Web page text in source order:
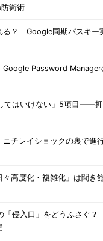
防衛術
る？ Google同期パスキー
Password Manager
てはいけない」5項目――押
チレイショックの裏で進
々高度化・複雑化」は聞
「侵入口」をどうふさぐ